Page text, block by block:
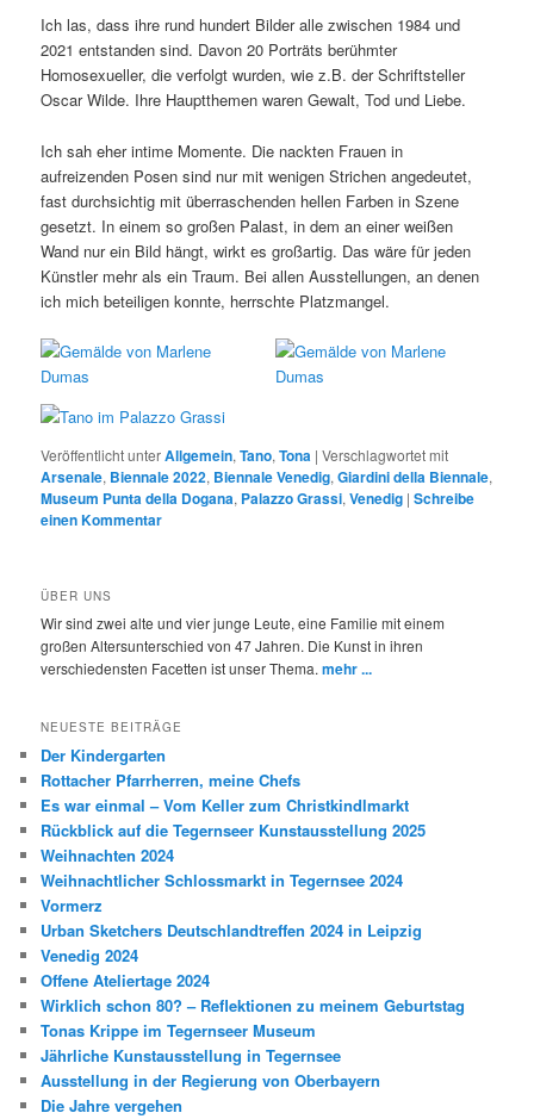
Ich las, dass ihre rund hundert Bilder alle zwischen 1984 und
2021 entstanden sind. Davon 20 Porträts berühmter
Homosexueller, die verfolgt wurden, wie z.B. der Schriftsteller
Oscar Wilde. Ihre Hauptthemen waren Gewalt, Tod und Liebe.
Ich sah eher intime Momente. Die nackten Frauen in
aufreizenden Posen sind nur mit wenigen Strichen angedeutet,
fast durchsichtig mit überraschenden hellen Farben in Szene
gesetzt. In einem so großen Palast, in dem an einer weißen
Wand nur ein Bild hängt, wirkt es großartig. Das wäre für jeden
Künstler mehr als ein Traum. Bei allen Ausstellungen, an denen
ich mich beteiligen konnte, herrschte Platzmangel.
Veröffentlicht unterAllgemein,Tano,Tona |Verschlagwortet mit
Arsenale, Biennale 2022, Biennale Venedig,Giardini della Biennale,
Museum Punta della Dogana, Palazzo Grassi,Venedig |Schreibe
einen Kommentar
ÜBER UNS
Wir sind zwei alte und vier junge Leute, eine Familie mit einem
großen Altersunterschied von 47 Jahren. Die Kunst in ihren
verschiedensten Facetten ist unser Thema.mehr ...
NEUESTE BEITRÄGE
Der Kindergarten
Rottacher Pfarrherren, meine Chefs
Es war einmal – Vom Keller zum Christkindlmarkt
Rückblick auf die Tegernseer Kunstausstellung 2025
Weihnachten 2024
Weihnachtlicher Schlossmarkt in Tegernsee 2024
Vormerz
Urban Sketchers Deutschlandtreffen 2024 in Leipzig
Venedig 2024
Offene Ateliertage 2024
Wirklich schon 80? – Reflektionen zu meinem Geburtstag
Tonas Krippe im Tegernseer Museum
Jährliche Kunstausstellung in Tegernsee
Ausstellung in der Regierung von Oberbayern
Die Jahre vergehen